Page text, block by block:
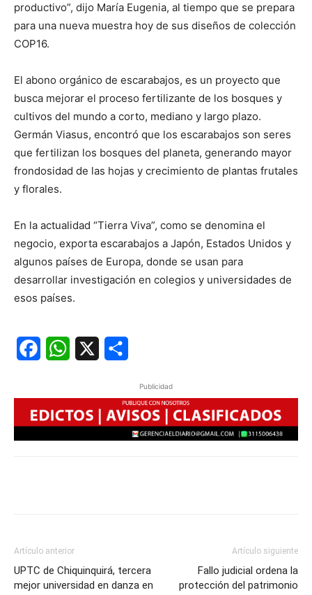
productivo”, dijo María Eugenia, al tiempo que se prepara
para una nueva muestra hoy de sus diseños de colección
COP16.
El abono orgánico de escarabajos, es un proyecto que
busca mejorar el proceso fertilizante de los bosques y
cultivos del mundo a corto, mediano y largo plazo.
Germán Viasus, encontró que los escarabajos son seres
que fertilizan los bosques del planeta, generando mayor
frondosidad de las hojas y crecimiento de plantas frutales
y florales.
En la actualidad “Tierra Viva”, como se denomina el
negocio, exporta escarabajos a Japón, Estados Unidos y
algunos países de Europa, donde se usan para
desarrollar investigación en colegios y universidades de
esos países.
FacebookWhatsApp
Publicidad
Artículo anterior
UPTC de Chiquinquirá, tercera
mejor universidad en danza en
Artículo siguiente
Fallo judicial ordena la
protección del patrimonio